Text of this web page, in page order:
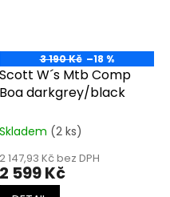
3 190 Kč –18 %
Scott W´s Mtb Comp
Boa darkgrey/black
Skladem (2 ks)
2 147,93 Kč bez DPH
2 599 Kč